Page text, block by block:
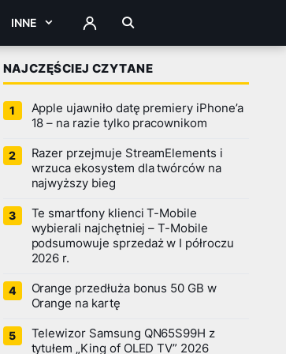
INNE ZALOGUJ
NAJCZĘŚCIEJ CZYTANE
Apple ujawniło datę premiery iPhone’a
18 – na razie tylko pracownikom
Razer przejmuje StreamElements i
wrzuca ekosystem dla twórców na
najwyższy bieg
Te smartfony klienci T-Mobile
wybierali najchętniej – T-Mobile
podsumowuje sprzedaż w I półroczu
2026 r.
Orange przedłuża bonus 50 GB w
Orange na kartę
Telewizor Samsung QN65S99H z
tytułem „King of OLED TV” 2026